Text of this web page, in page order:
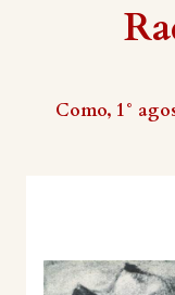
Como, 1°